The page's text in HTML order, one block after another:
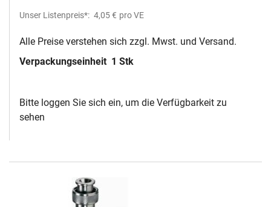
Unser Listenpreis*: 4,05 € pro VE
Alle Preise verstehen sich zzgl. Mwst. und Versand.
Verpackungseinheit 1 Stk
Bitte loggen Sie sich ein, um die Verfügbarkeit zu
sehen